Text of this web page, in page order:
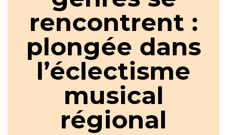
rencontrent :
plongée dans
l’éclectisme
musical
régional